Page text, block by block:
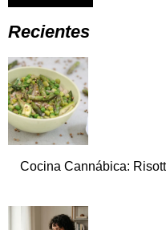
Recientes
Cocina Cannábica: